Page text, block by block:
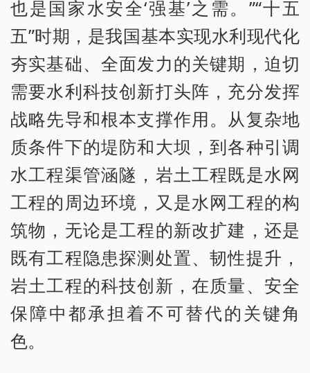
也是国家水安全‘强基’之需。”“十五
五”时期，是我国基本实现水利现代化
夯实基础、全面发力的关键期，迫切
需要水利科技创新打头阵，充分发挥
战略先导和根本支撑作用。从复杂地
质条件下的堤防和大坝，到各种引调
水工程渠管涵隧，岩土工程既是水网
工程的周边环境，又是水网工程的构
筑物，无论是工程的新改扩建，还是
既有工程隐患探测处置、韧性提升，
岩土工程的科技创新，在质量、安全
保障中都承担着不可替代的关键角
色。